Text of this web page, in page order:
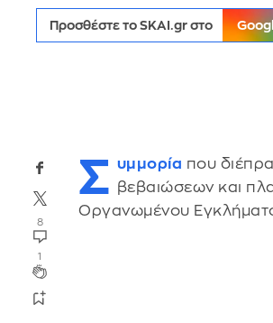
Προσθέστε το SKAI.gr στο
8
1
Σ υμμορία που
βεβαιώσεων και
Οργανωμένου